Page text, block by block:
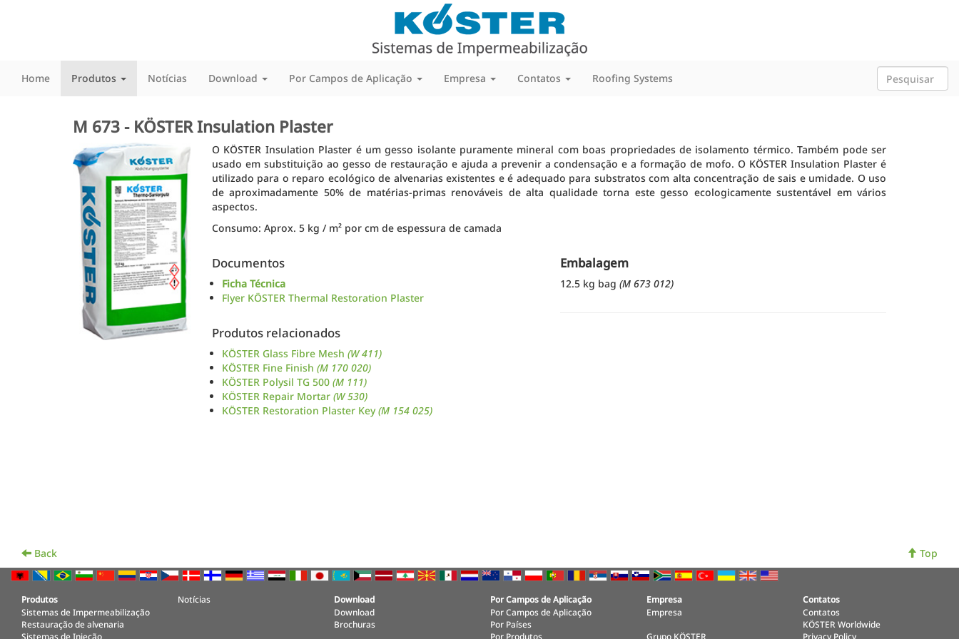
Home Produtos Notícias Download Por Campos de Aplicação Empresa Contatos Roofing Systems
M 673 - KÖSTER Insulation Plaster
O KÖSTER Insulation Plaster é um gesso isolante puramente mineral com boas propriedades de isolamento térmico. Também pode ser
usado em substituição ao gesso de restauração e ajuda a prevenir a condensação e a formação de mofo. O KÖSTER Insulation Plaster é
utilizado para o reparo ecológico de alvenarias existentes e é adequado para substratos com alta concentração de sais e umidade. O uso
de aproximadamente 50% de matérias-primas renováveis de alta qualidade torna este gesso ecologicamente sustentável em vários
aspectos.
Consumo: Aprox. 5 kg / m² por cm de espessura de camada
Documentos
Ficha Técnica
Flyer KÖSTER Thermal Restoration Plaster
Produtos relacionados
KÖSTER Glass Fibre Mesh (W 411)
KÖSTER Fine Finish (M 170 020)
KÖSTER Polysil TG 500 (M 111)
KÖSTER Repair Mortar (W 530)
KÖSTER Restoration Plaster Key(M 154 025)
Embalagem
12.5 kg bag (M 673 012)
Back Top
Produtos
Sistemas de Impermeabilização
Restauração de alvenaria
Sistemas de Injeção
Notícias
Download
Download
Brochuras
Por Campos de Aplicação
Por Campos de Aplicação
Por Países
Por Produtos
Empresa
Empresa
Grupo KÖSTER
Contatos
Contatos
KÖSTER Worldwide
Privacy Policy